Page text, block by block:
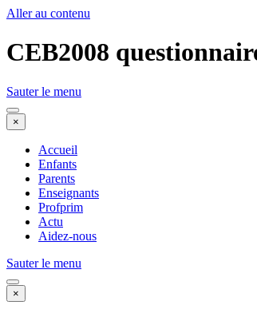
Aller au contenu
CEB2008
Sauter le menu
×
Accueil
Enfants
Parents
Enseignants
Profprim
Actu
Aidez-nous
Sauter le menu
×